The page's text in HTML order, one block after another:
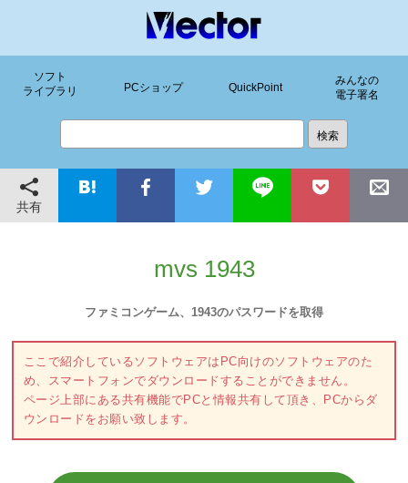
ソフト
ライブラリ
PCショップ QuickPoint
みんなの
電子署名
共有
mvs 1943
ファミコンゲーム、1943のパスワードを取得
ここで紹介しているソフトウェアはPC向けのソフトウェアのた
め、スマートフォンでダウンロードすることができません。
ページ上部にある共有機能でPCと情報共有して頂き、PCからダ
ウンロードをお願い致します。